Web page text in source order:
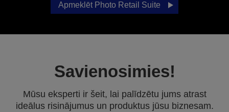
Apmeklēt Photo Retail Suite
Savienosimies!
Mūsu eksperti ir šeit, lai palīdzētu jums atrast
ideālus risinājumus un produktus jūsu biznesam.